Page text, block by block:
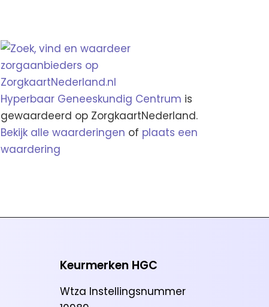
Hyperbaar Geneeskundig Centrum is
gewaardeerd op ZorgkaartNederland.
Bekijk alle waarderingen of plaats een
waardering
Keurmerken HGC
Wtza Instellingsnummer